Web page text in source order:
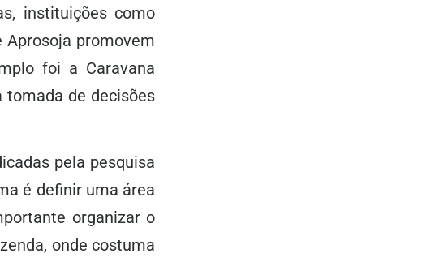
instituições como
Aprosoja promovem
foi a Caravana
tomada de decisões
pela pesquisa
é definir uma área
organizar o
onde costuma